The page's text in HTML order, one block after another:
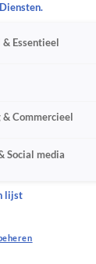
Essentieel
Commercieel
Social media
lijst